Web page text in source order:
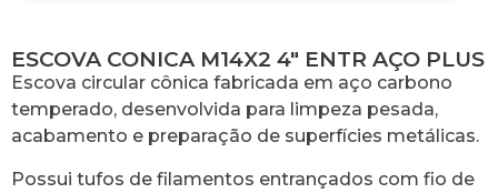
ESCOVA CONICA M14X2 4″ ENTR AÇO PLUS
Escova circular cônica fabricada em aço carbono
temperado, desenvolvida para limpeza pesada,
acabamento e preparação de superfícies metálicas.
Possui tufos de filamentos entrançados com fio de